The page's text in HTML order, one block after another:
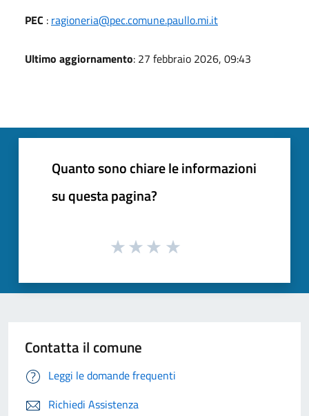
PEC : ragioneria@pec.comune.paullo.mi.it
Ultimo aggiornamento: 27 febbraio 2026, 09:43
Quanto sono chiare le informazioni
su questa pagina?
Contatta il comune
Leggi le domande frequenti
Richiedi Assistenza